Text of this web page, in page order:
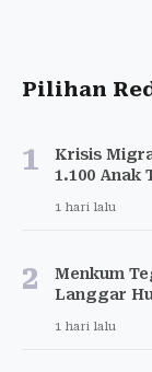
Pilihan
1
Krisis
1.100 Anak
1 hari lalu
2
Menkum
Langgar
1 hari lalu